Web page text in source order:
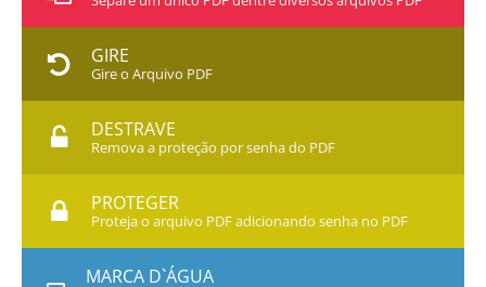
GIRE
Gire o Arquivo PDF
DESTRAVE
Remova a proteção por senha do PDF
PROTEGER
Proteja o arquivo PDF adicionando senha no PDF
MARCA D`ÁGUA